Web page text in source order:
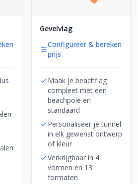
Gevelvlag
Configureer & bereken
prijs
Maak je beachflag
compleet met een
beachpole en
standaard
Personaliseer je tunnel
in elk gewenst ontwerp
of kleur
Verkrijgbaar in 4
vormen en 13
formaten